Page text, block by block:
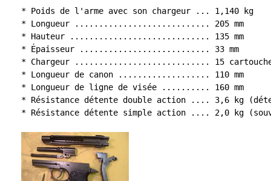
* Poids de l'arme avec son chargeur ... 1,140 kg
* Longueur ............................ 205 mm
* Hauteur ............................. 135 mm
* Épaisseur ........................... 33 mm
* Chargeur ............................ 15
* Longueur de canon ................... 110 mm
* Longueur de ligne de visée .......... 160 mm
* Résistance détente double action .... 3,6 kg
* Résistance détente simple action .... 2,0 kg